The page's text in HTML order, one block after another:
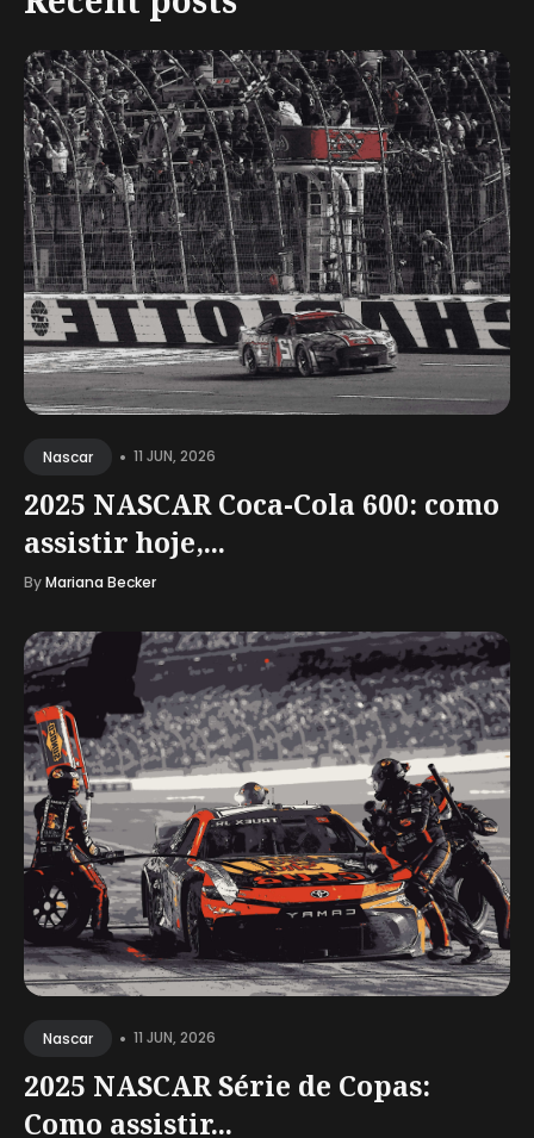
Nascar • 11 JUN, 2026
2025 NASCAR Coca-Cola 600: como
assistir hoje,...
ByMariana Becker
Nascar • 11 JUN, 2026
2025 NASCAR Série de Copas:
Como assistir...